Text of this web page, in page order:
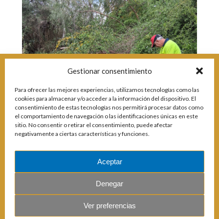
Gestionar consentimiento
Para ofrecer las mejores experiencias, utilizamos tecnologías como las
cookies para almacenar y/o acceder a la información del dispositivo. El
consentimiento de estas tecnologías nos permitirá procesar datos como
el comportamiento de navegación o las identificaciones únicas en este
sitio. No consentir o retirar el consentimiento, puede afectar
negativamente a ciertas características y funciones.
Aceptar
Denegar
Ver preferencias
Incidencias
Incidencias
App Gecor
Contactar
OCIO Y CURIOSIDADES DE SITIO DE CALAHONDA
Instalaciones y ocio
Centros Comerciales
La Iglesia de San Miguel
La Ermita de Calahonda
Parque España
Parque Europa
Parque Calahonda
Senda litoral Mijas
Ruta a pie
Ruta de árboles singulares
Parque Canino
Calahonda de noche
Centros comerciales
Iglesia de San Miguel
La Ermita de Calahonda
Parques de Sitio de Calahonda
Vivero de Calahonda
Revistas
Buscar: